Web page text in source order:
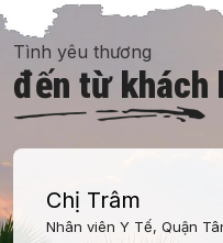
Tình yêu thương
đến từ khách
Chị Trâm
Nhân viên Y Tế, Quận